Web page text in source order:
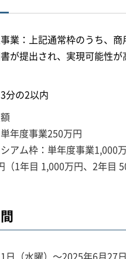
業：上記通常枠のうち、
が提出され、実現可能性が
分の2以内
年度事業250万円
アム枠：単年度事業1,000
（1年目 1,000万円、2年目
日（水曜）～2025年6月27